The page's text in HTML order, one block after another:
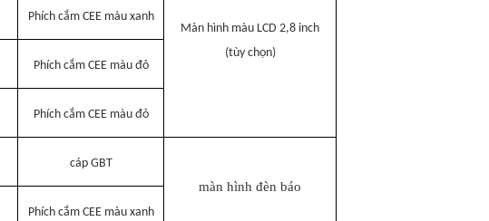
Màn hình màu LCD 2,8 inch
(tùy chọn)
Phích cắm CEE màu xanh
Phích cắm CEE màu đỏ
Phích cắm CEE màu đỏ
cáp GBT
màn hình đèn báo
Phích cắm CEE màu xanh